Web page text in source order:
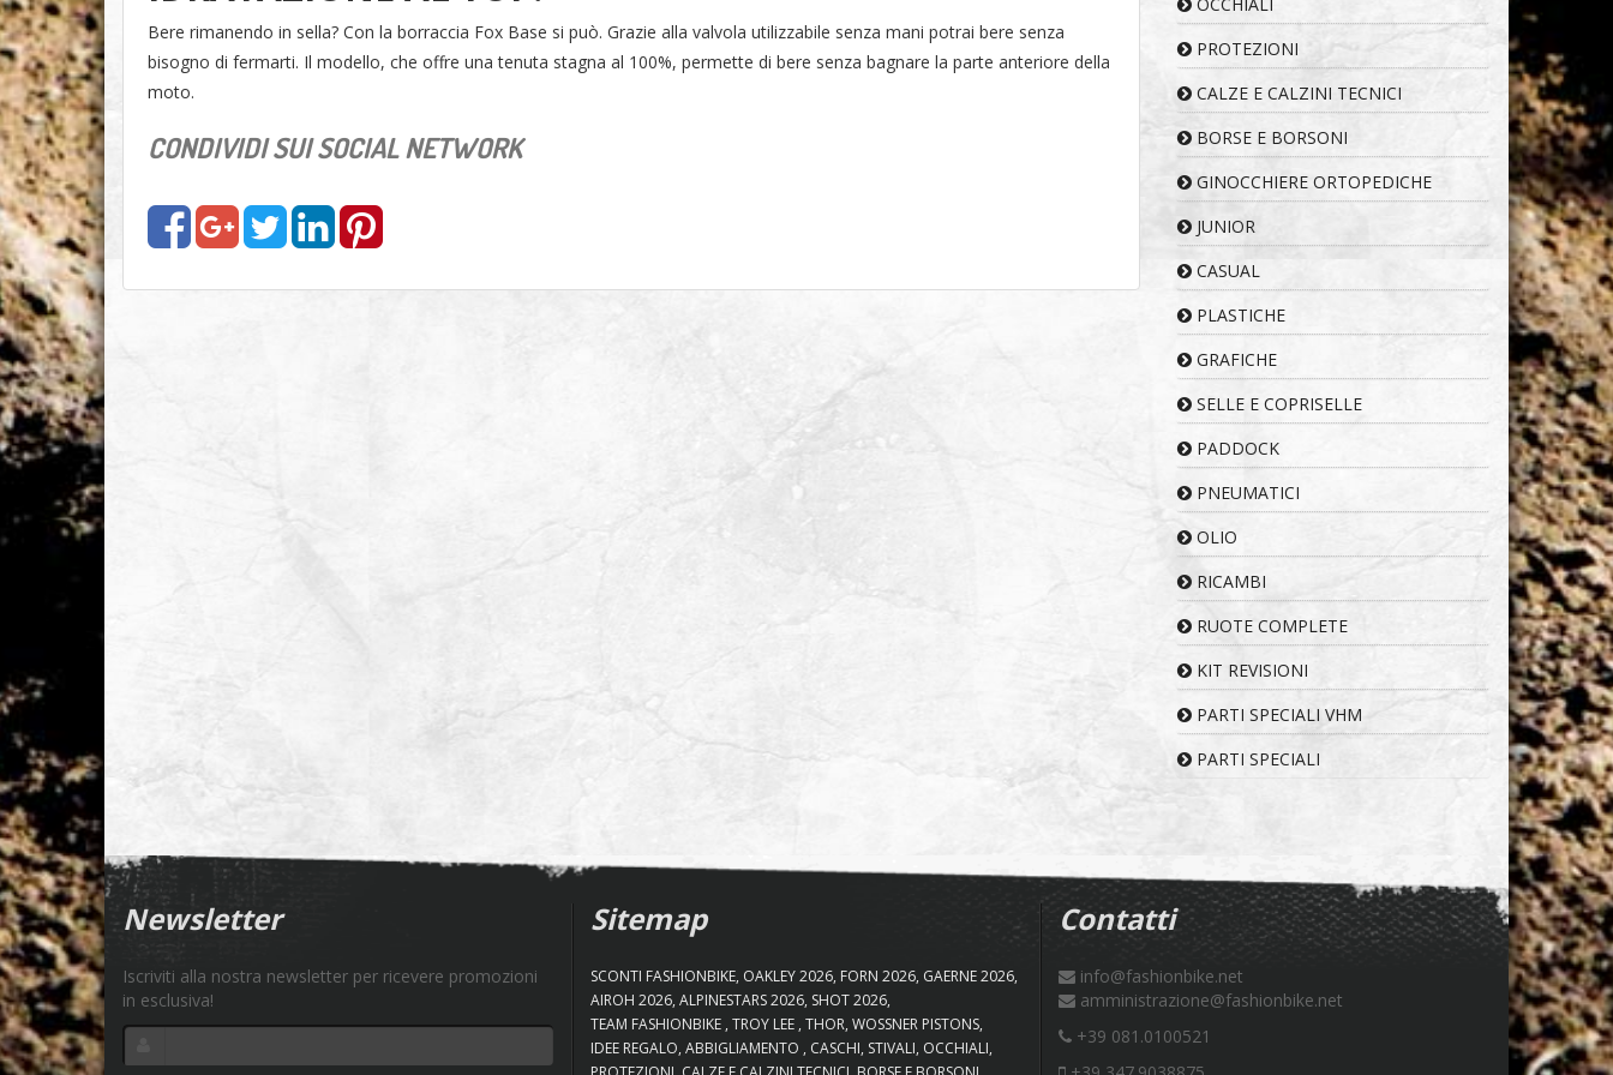
Bere rimanendo in sella? Con la borraccia Fox Base si può. Grazie alla valvola utilizzabile senza mani potrai bere senza
bisogno di fermarti. Il modello, che offre una tenuta stagna al 100%, permette di bere senza bagnare la parte anteriore della
moto.
CONDIVIDI SUI SOCIAL NETWORK
PROTEZIONI
CALZE E CALZINI TECNICI
BORSE E BORSONI
GINOCCHIERE ORTOPEDICHE
JUNIOR
CASUAL
PLASTICHE
GRAFICHE
SELLE E COPRISELLE
PADDOCK
PNEUMATICI
OLIO
RICAMBI
RUOTE COMPLETE
KIT REVISIONI
PARTI SPECIALI VHM
PARTI SPECIALI
Newsletter
Iscriviti alla nostra newsletter per ricevere promozioni
in esclusiva!
Sitemap
SCONTI FASHIONBIKE OAKLEY 2026 FORN 2026 GAERNE 2026
AIROH 2026 ALPINESTARS 2026 SHOT 2026
TEAM FASHIONBIKE TROY LEE THOR WOSSNER PISTONS
IDEE REGALO ABBIGLIAMENTO CASCHI STIVALI OCCHIALI
Contatti
info@fashionbike.net
amministrazione@fashionbike.net
+39 081.0100521